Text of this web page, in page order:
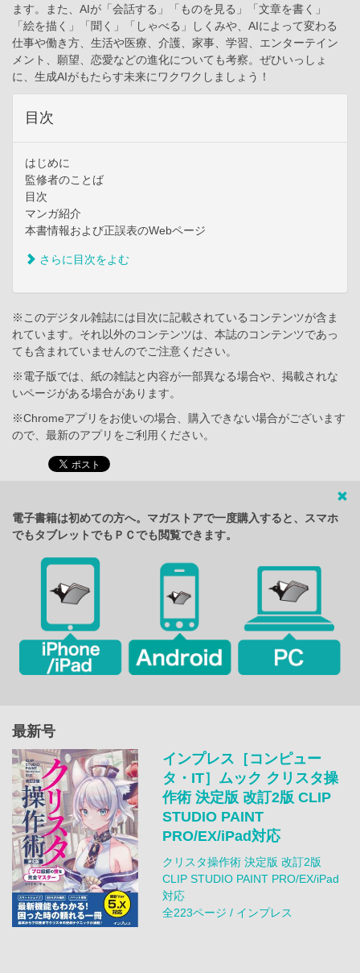
ます。また、AIが「会話する」「ものを見る」「文章を書く」
「絵を描く」「聞く」「しゃべる」しくみや、AIによって変わる
仕事や働き方、生活や医療、介護、家事、学習、エンターテイン
メント、願望、恋愛などの進化についても考察。ぜひいっしょ
に、生成AIがもたらす未来にワクワクしましょう！
目次
はじめに
監修者のことば
目次
マンガ紹介
本書情報および正誤表のWebページ
さらに目次をよむ
※このデジタル雑誌には目次に記載されているコンテンツが含ま
れています。それ以外のコンテンツは、本誌のコンテンツであっ
ても含まれていませんのでご注意ください。
※電子版では、紙の雑誌と内容が一部異なる場合や、掲載されな
いページがある場合があります。
※Chromeアプリをお使いの場合、購入できない場合がございます
ので、最新のアプリをご利用ください。
電子書籍は初めての方へ。マガストアで一度購入すると、スマホ
でもタブレットでもＰＣでも閲覧できます。
最新号
インプレス［コンピュー
タ・IT］ムック クリスタ操
作術 決定版 改訂2版 CLIP
STUDIO PAINT
PRO/EX/iPad対応
クリスタ操作術 決定版 改訂2版
CLIP STUDIO PAINT PRO/EX/iPad
対応
全223ページ / インプレス